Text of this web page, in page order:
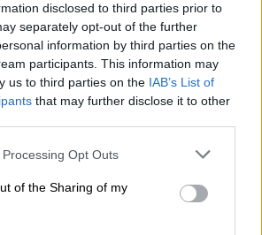
disclosed to third parties prior to
separately opt-out of the further
information by third parties on the
participants. This information may
us to third parties on the IAB’s List of
that may further disclose it to other
website/app uses one or more Google
or usage behaviour. You may click to
to Google and its third-party tags to
specified purposes in below Google
Opt Outs
of the Sharing of my
που έκανε
ελιγμούς και αυτοσχέδιους
όλα στα social